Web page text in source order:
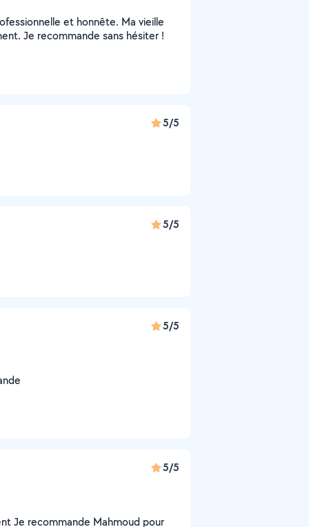
et honnête. Ma vieille
Je recommande sans hésiter !
5/5
5/5
5/5
5/5
Je recommande Mahmoud pour